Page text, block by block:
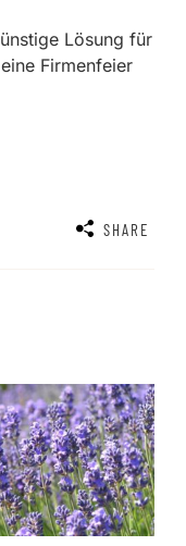
Lösung für
Firmenfeier
SHARE